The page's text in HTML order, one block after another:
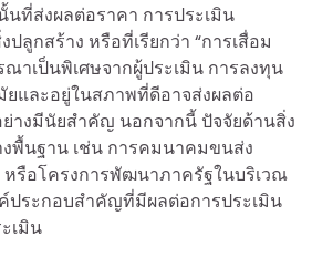
นที่ส่งผลต่อราคา การประเมิน
ลูกสร้าง หรือที่เรียกว่า “การเสื่อม
าเป็นพิเศษจากผู้ประเมิน การลงทุน
และอยู่ในสภาพที่ดีอาจส่งผลต่อ
างมีนัยสำคัญ นอกจากนี้ ปัจจัยด้านสิ่ง
พื้นฐาน เช่น การคมนาคมขนส่ง
หรือโครงการพัฒนาภาครัฐในบริเวณ
ประกอบสำคัญที่มีผลต่อการประเมิน
เมิน